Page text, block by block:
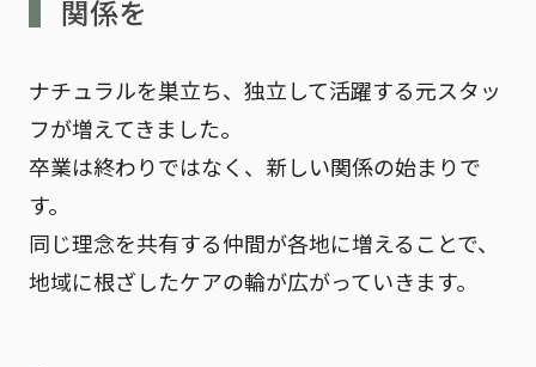
関係を
ナチュラルを巣立ち、独立して活躍する元スタッ
フが増えてきました。
卒業は終わりではなく、 新しい関係の始まりで
す。
同じ理念を共有する仲間が各地に増えることで、
地域に根ざしたケアの輪が広がっていきます。